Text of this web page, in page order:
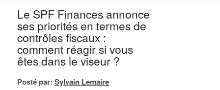
Le SPF Finances annonce
ses priorités en termes de
contrôles fiscaux :
comment réagir si vous
êtes dans le viseur ?
Posté par: Sylvain Lemaire